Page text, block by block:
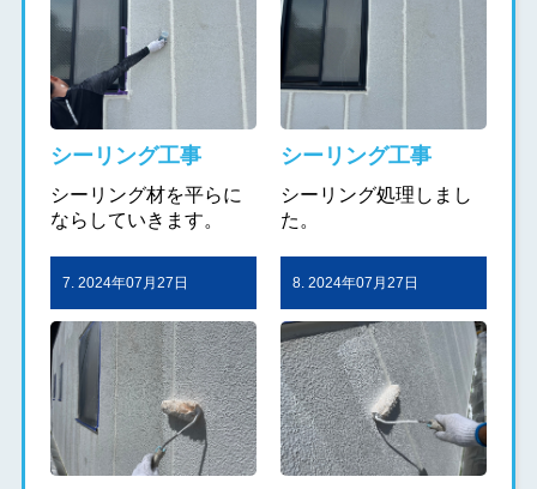
シーリング工事
シーリング材を平らに
ならしていきます。
シーリング工事
シーリング処理しまし
た。
7. 2024年07月27日 8. 2024年07月27日